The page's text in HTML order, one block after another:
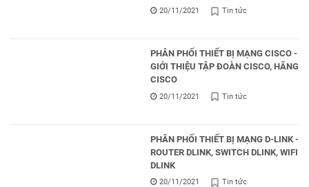
20/11/2021 Tin tức
PHÂN PHỐI THIẾT BỊ MẠNG CISCO -
GIỚI THIỆU TẬP ĐOÀN CISCO, HÃNG
CISCO
20/11/2021 Tin tức
PHÂN PHỐI THIẾT BỊ MẠNG D-LINK -
ROUTER DLINK, SWITCH DLINK, WIFI
DLINK
20/11/2021 Tin tức